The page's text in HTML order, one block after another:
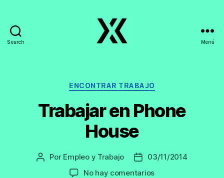
Search Menú
Categorías
ENCONTRAR TRABAJO
Trabajar en Phone
House
Autor
Por Empleo y Trabajo
Fecha
de
03/11/2014
No hay comentariosen